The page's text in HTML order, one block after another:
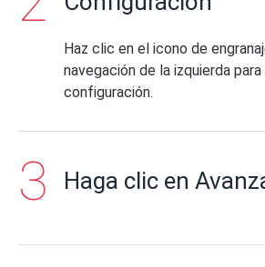
Haz clic en el icono de
navegación de la izquierda para
configuración.
Haga clic en